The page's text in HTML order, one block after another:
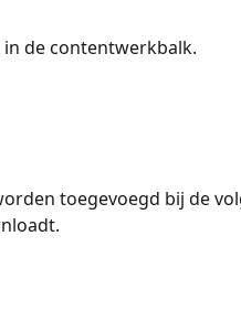
in de contentwerkbalk.
toegevoegd bij de